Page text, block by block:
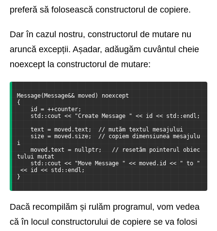
preferă să folosească constructorul de copiere.
Dar în cazul nostru, constructorul de mutare nu
aruncă excepții. Așadar, adăugăm cuvântul cheie
noexcept la constructorul de mutare:
Message(Message&& moved) noexcept
{
id = ++counter;
std::cout << "Create Message " << id << std::endl;
text = moved.text;  // mutăm textul mesajului
size = moved.size;  // copiem dimensiunea mesajulu
i
moved.text = nullptr;   // resetăm pointerul obiec
tului mutat
std::cout << "Move Message " << moved.id << " to "
<< id << std::endl;
}
Dacă recompilăm și rulăm programul, vom vedea
că în locul constructorului de copiere se va folosi